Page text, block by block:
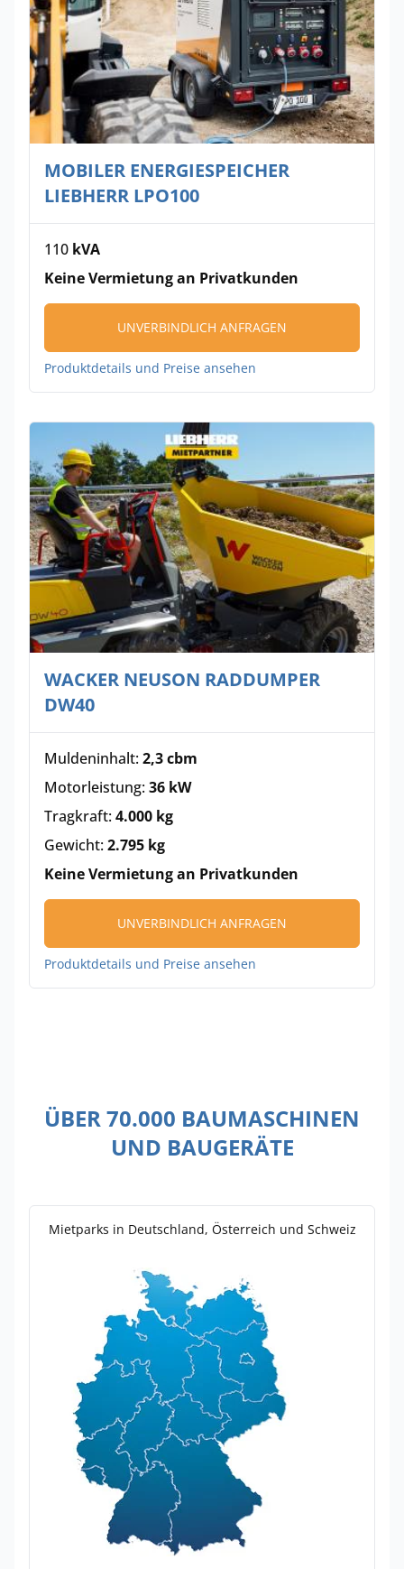
MOBILER ENERGIESPEICHER
LIEBHERR LPO100
110 kVA
Keine Vermietung an Privatkunden
UNVERBINDLICH ANFRAGEN
Produktdetails und Preise ansehen
WACKER NEUSON RADDUMPER
DW40
Muldeninhalt:2,3 cbm
Motorleistung:36 kW
Tragkraft:4.000 kg
Gewicht:2.795 kg
Keine Vermietung an Privatkunden
UNVERBINDLICH ANFRAGEN
Produktdetails und Preise ansehen
ÜBER 70.000 BAUMASCHINEN
UND BAUGERÄTE
Mietparks in Deutschland, Österreich und Schweiz